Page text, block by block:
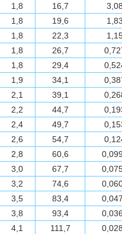
1,8 16,7
1,8 19,6
1,8 22,3
1,8 26,7
1,8 29,4
1,9 34,1
2,1 39,1
2,2 44,7
2,4 49,7
2,6 54,7
2,8 60,6
3,0 67,7
3,2 74,6
3,5 83,4
3,8 93,4
4,1 111,7